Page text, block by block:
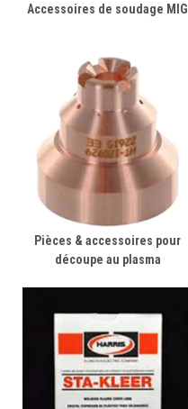
Accessoires de soudage MIG
Pièces & accessoires pour
découpe au plasma